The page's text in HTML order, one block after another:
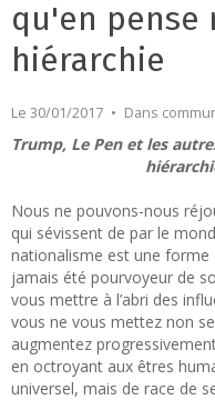
qu'en pense
hiérarchie
Le 30/01/2017 Dans
Trump, Le Pen et les
Nous ne pouvons-nous
qui sévissent de par le
nationalisme est une forme
jamais été pourvoyeur de
vous mettre à l’abri des
vous ne vous mettez non
augmentez
en octroyant aux êtres
universel, mais de race de